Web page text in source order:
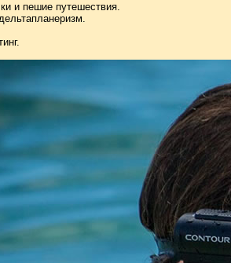
и пешие путешествия.